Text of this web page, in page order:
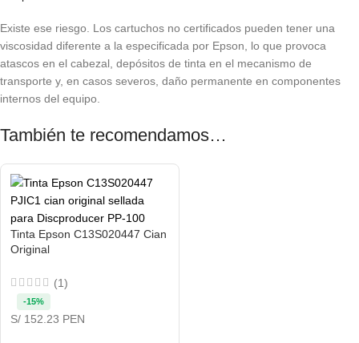
Existe ese riesgo. Los cartuchos no certificados pueden tener una
viscosidad diferente a la especificada por Epson, lo que provoca
atascos en el cabezal, depósitos de tinta en el mecanismo de
transporte y, en casos severos, daño permanente en componentes
internos del equipo.
También te recomendamos…
Tinta Epson C13S020447 Cian
Original
(1)
-15%
S/ 152.23 PEN